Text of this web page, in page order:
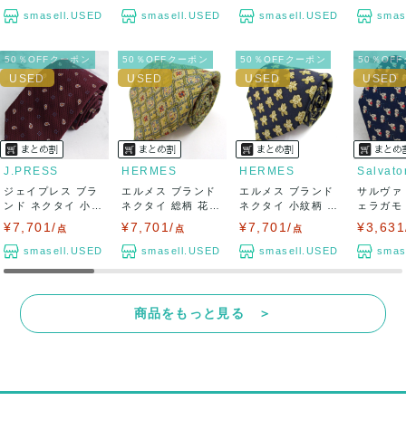
smasell.USED smasell.USED smasell.USED
50％OFFクーポン
J.PRESS
ジェイプレス ブラ
ンド ネクタイ 小紋
¥7,701/ 点
smasell.USED
50％OFFクーポン
HERMES
エルメス ブランド
ネクタイ 総柄 花柄
¥7,701/ 点
smasell.USED
50％OFFクーポン
HERMES
エルメス ブランド
ネクタイ 小紋柄 花
¥7,701/ 点
smasell.USED
50％OFF
サルヴァ
ェラガ
商品をもっと見る ＞